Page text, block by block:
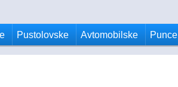
Pustolovske Avtomobilske Punce